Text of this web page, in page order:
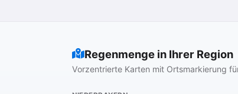
Regenmenge in Ihrer Region
Vorzentrierte Karten mit Ortsmarkierung